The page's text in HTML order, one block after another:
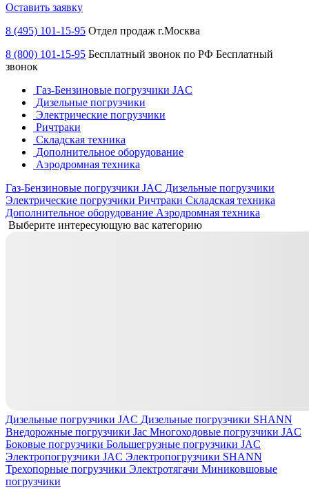
Оставить заявку
8 (495) 101-15-95 Отдел продаж г.Москва
8 (800) 101-15-95 Бесплатный звонок по РФ Бесплатный
звонок
Газ-Бензиновые погрузчики JAC
Дизельные погрузчики
Электрические погрузчики
Ричтраки
Складская техника
Дополнительное оборудование
Аэродромная техника
Газ-Бензиновые погрузчики JAC Дизельные погрузчики
Электрические погрузчики Ричтраки Складская техника
Дополнительное оборудование Аэродромная техника
Выберите интересующую вас категорию
Дизельные погрузчики JAC Дизельные погрузчики SHANN
Внедорожные погрузчики Jac Многоходовые погрузчики JAC
Боковые погрузчики Большегрузные погрузчики JAC
Электропогрузчики JAC Электропогрузчики SHANN
Трехопорные погрузчики Электротягачи Миниковшовые
погрузчики